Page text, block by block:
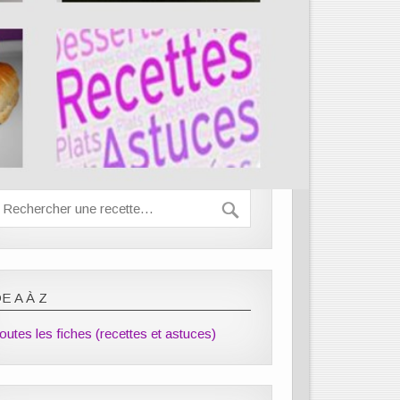
A À Z
les fiches (recettes et astuces)